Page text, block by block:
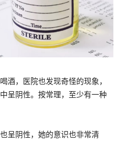
酒，医院也发现奇怪的现象，
呈阴性。按常理，至少有一种
呈阴性，她的意识也非常清